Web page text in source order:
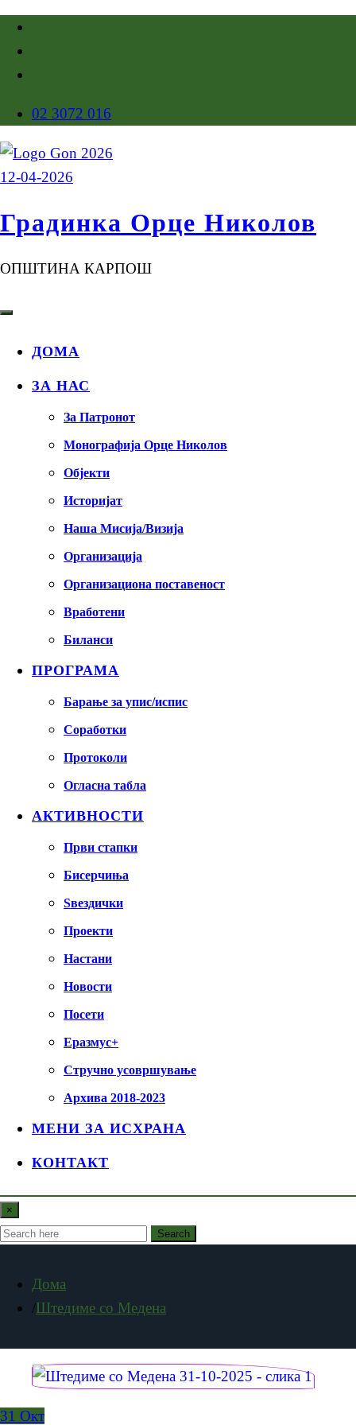
02 3072 016
Градинка Орце Николов
ОПШТИНА КАРПОШ
ДОМА
ЗА НАС
За Патронот
Монографија Орце Николов
Објекти
Историјат
Наша Мисија/Визија
Организација
Организациона поставеност
Вработени
Биланси
ПРОГРАМА
Барање за упис/испис
Соработки
Протоколи
Огласна табла
АКТИВНОСТИ
Први стапки
Бисерчиња
Ѕвездички
Проекти
Настани
Новости
Посети
Еразмус+
Стручно усовршување
Архива 2018-2023
МЕНИ ЗА ИСХРАНА
КОНТАКТ
×
Search
Дома
Штедиме со Медена
31 Окт